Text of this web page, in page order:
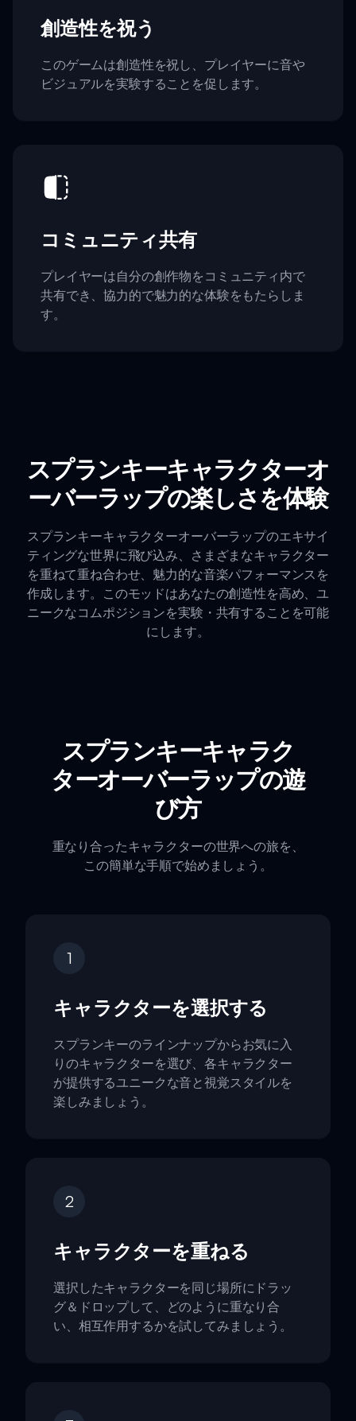
創造性を祝う
このゲームは創造性を祝し、プレイヤーに音や
ビジュアルを実験することを促します。
コミュニティ共有
プレイヤーは自分の創作物をコミュニティ内で
共有でき、協力的で魅力的な体験をもたらしま
す。
スプランキーキャラクターオ
ーバーラップの楽しさを体験
スプランキーキャラクターオーバーラップのエキサイ
ティングな世界に飛び込み、さまざまなキャラクター
を重ねて重ね合わせ、魅力的な音楽パフォーマンスを
作成します。このモッドはあなたの創造性を高め、ユ
ニークなコムポジションを実験・共有することを可能
にします。
スプランキーキャラク
ターオーバーラップの遊
び方
重なり合ったキャラクターの世界への旅を、
この簡単な手順で始めましょう。
1
キャラクターを選択する
スプランキーのラインナップからお気に入
りのキャラクターを選び、各キャラクター
が提供するユニークな音と視覚スタイルを
楽しみましょう。
2
キャラクターを重ねる
選択したキャラクターを同じ場所にドラッ
グ＆ドロップして、どのように重なり合
い、相互作用するかを試してみましょう。